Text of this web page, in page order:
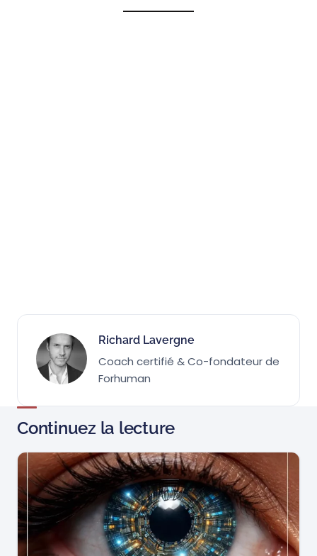
Richard Lavergne
Coach certifié & Co-fondateur de
Forhuman
Continuez la lecture